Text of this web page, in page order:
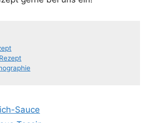
Sauce